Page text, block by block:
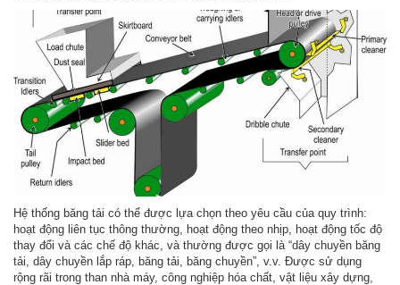
Hệ thống băng tải có thể được lựa chọn theo yêu cầu của quy trình:
hoạt động liên tục thông thường, hoạt động theo nhịp, hoạt động tốc độ
thay đổi và các chế độ khác, và thường được gọi là “dây chuyền băng
tải, dây chuyền lắp ráp, băng tải, băng chuyền”, v.v. Được sử dụng
rộng rãi trong than nhà máy, công nghiệp hóa chất, vật liệu xây dựng,